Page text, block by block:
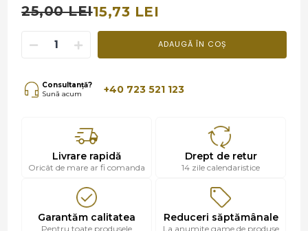
25,00 LEI15,73 LEI
ADAUGĂ ÎN COȘ
Consultanță?
Sună acum
+40 723 521 123
Livrare rapidă
Oricât de mare ar fi comanda
Drept de retur
14 zile calendaristice
Garantăm calitatea
Pentru toate produsele
Reduceri săptămânale
La anumite game de produse